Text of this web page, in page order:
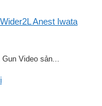
Anest Iwata
Video sản...